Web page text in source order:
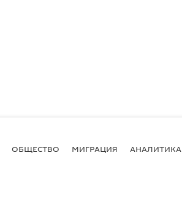
ОБЩЕСТВО МИГРАЦИЯ АНАЛИТИКА